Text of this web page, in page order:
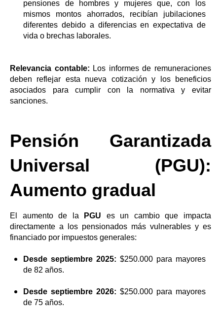
pensiones de hombres y mujeres que, con los
mismos montos ahorrados, recibían jubilaciones
diferentes debido a diferencias en expectativa de
vida o brechas laborales.
Relevancia contable: Los informes de remuneraciones
deben reflejar esta nueva cotización y los beneficios
asociados para cumplir con la normativa y evitar
sanciones.
Pensión Garantizada
Universal (PGU):
Aumento gradual
El aumento de la PGU es un cambio que impacta
directamente a los pensionados más vulnerables y es
financiado por impuestos generales:
Desde septiembre 2025: $250.000 para mayores
de 82 años.
Desde septiembre 2026: $250.000 para mayores
de 75 años.